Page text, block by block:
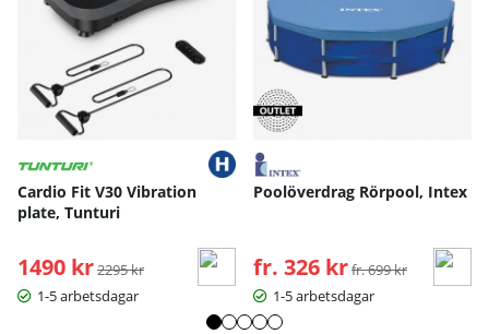
Cardio Fit V30 Vibration
plate, Tunturi
1490 kr Ordinarie pris:
2295 kr
1-5 arbetsdagar
Poolöverdrag Rörpool, Intex
fr. 326 kr Ordinarie pris:
fr. 699 kr
1-5 arbetsdagar